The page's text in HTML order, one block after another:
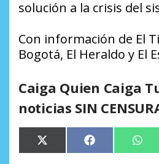
solución a la crisis del
Con información de El
Bogotá, El Heraldo y El
Caiga Quien Caiga
noticias SIN
Compartir
en
X
(Twitter)
Compartir
en
Facebook
en